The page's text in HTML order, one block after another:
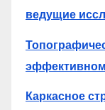
ведущие
Каркасное